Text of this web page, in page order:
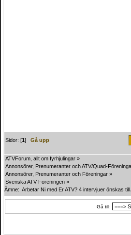
Sidor: [1]Gå upp
ATVForum, allt om fyrhjulingar »
Annonsörer, Prenumeranter och ATV/Quad-
Annonsörer, Prenumeranter och Föreningar »
Svenska ATV Föreningen »
Ämne: Arbetar Ni med Er ATV? 4 intervjuer önskas till
Gå till: